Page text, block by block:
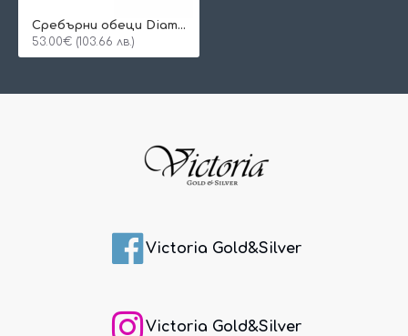
Сребърни обеци Diamond Glow
53.00€ (103.66 лв.)
Victoria Gold&Silver
Victoria Gold&Silver